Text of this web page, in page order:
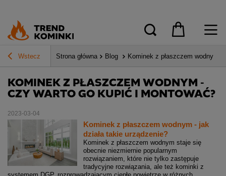
Wstecz Strona główna Blog Kominek z płaszczem wodnym
KOMINEK Z PŁASZCZEM WODNYM -
CZY WARTO GO KUPIĆ I MONTOWAĆ?
2023-03-04
Kominek z płaszczem wodnym - jak
działa takie urządzenie?
Kominek z płaszczem wodnym staje się
obecnie niezmiernie popularnym
rozwiązaniem, które nie tylko zastępuje
tradycyjne rozwiązania, ale też kominki z